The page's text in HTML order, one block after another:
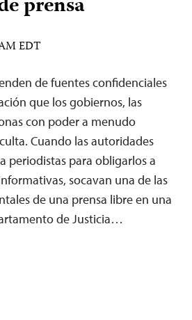
EDT
de fuentes confidenciales
que los gobiernos, las
con poder a menudo
Cuando las autoridades
periodistas para obligarlos a
socavan una de las
de una prensa libre en una
de Justicia…